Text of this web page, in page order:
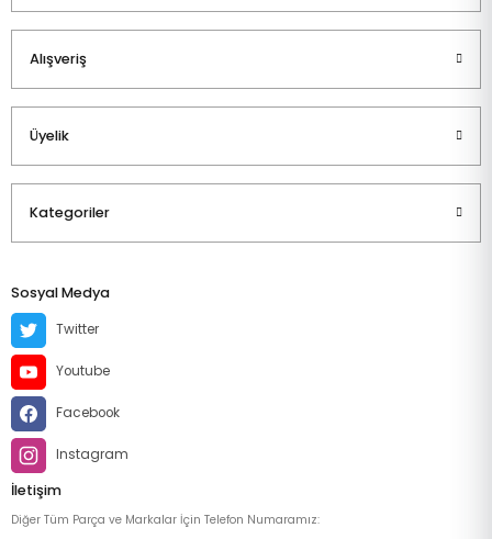
Alışveriş
Üyelik
Kategoriler
Sosyal Medya
Twitter
Youtube
Facebook
Instagram
İletişim
Diğer Tüm Parça ve Markalar İçin Telefon Numaramız: